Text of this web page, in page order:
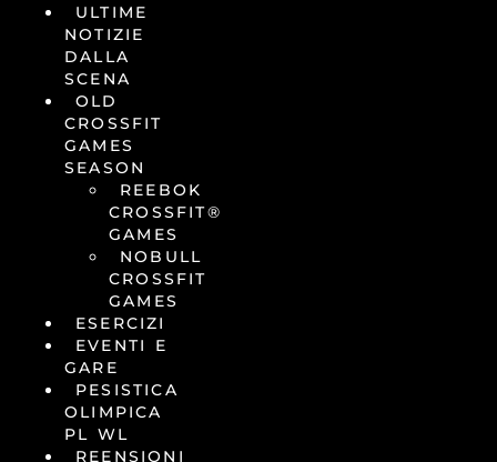
ULTIME
NOTIZIE
DALLA
SCENA
OLD
CROSSFIT
GAMES
SEASON
REEBOK
CROSSFIT®
GAMES
NOBULL
CROSSFIT
GAMES
ESERCIZI
EVENTI E
GARE
PESISTICA
OLIMPICA
PL WL
REENSIONI